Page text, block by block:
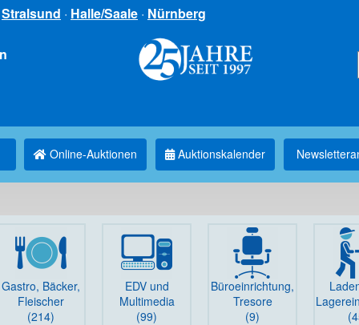
Stralsund · Halle/Saale · Nürnberg
Online-Auktionen Auktionskalender
Gastro, Bäcker,
Fleischer
(214)
EDV und
Multimedia
(99)
Büro­einrichtung,
Tresore
(9)